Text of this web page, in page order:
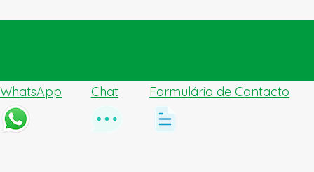
WhatsApp Chat Formulário de Contacto